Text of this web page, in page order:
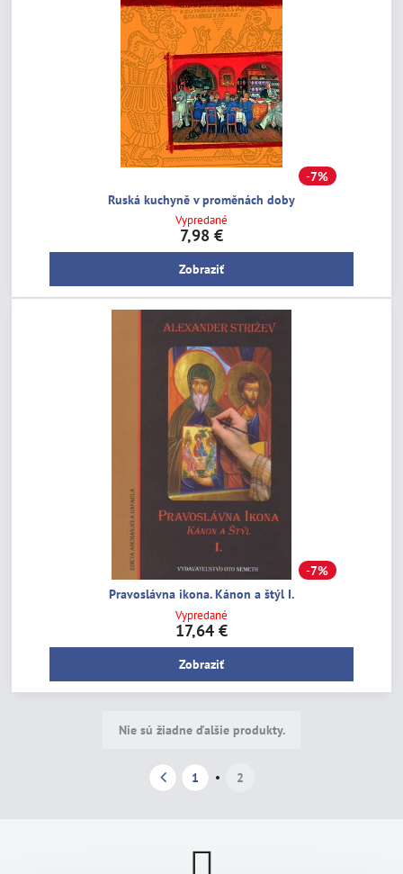
7%
Ruská kuchyně v proměnách doby
Vypredané
7,98 €
Zobraziť
7%
Pravoslávna ikona. Kánon a štýl I.
Vypredané
17,64 €
Zobraziť
Nie sú žiadne ďalšie produkty.
1 2